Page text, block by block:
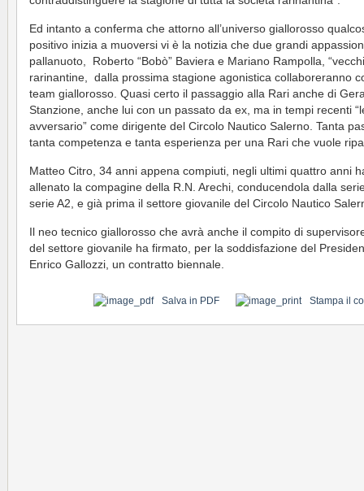
Ed intanto a conferma che attorno all’universo giallorosso
positivo inizia a muoversi vi è la notizia che due grandi
pallanuoto, Roberto “Bobò” Baviera e Mariano Rampolla,
rarinantine, dalla prossima stagione agonistica collaboreranno
team giallorosso. Quasi certo il passaggio alla Rari anche di
Stanzione, anche lui con un passato da ex, ma in tempi recenti
avversario” come dirigente del Circolo Nautico Salerno. Tanta
tanta competenza e tanta esperienza per una Rari che vuole
Matteo Citro, 34 anni appena compiuti, negli ultimi quattro anni
allenato la compagine della R.N. Arechi, conducendola dalla
serie A2, e già prima il settore giovanile del Circolo Nautico
Il neo tecnico giallorosso che avrà anche il compito di
del settore giovanile ha firmato, per la soddisfazione del
Enrico Gallozzi, un contratto biennale.
Salva in PDF Stampa il